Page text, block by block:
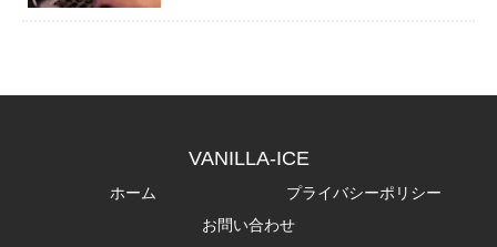
VANILLA-ICE
ホーム
プライバシーポリシー
お問い合わせ